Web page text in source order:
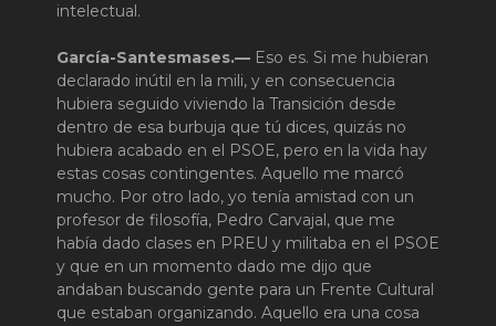
intelectual.
García-Santesmases.— Eso es. Si me hubieran
declarado inútil en la mili, y en consecuencia
hubiera seguido viviendo la Transición desde
dentro de esa burbuja que tú dices, quizás no
hubiera acabado en el PSOE, pero en la vida hay
estas cosas contingentes. Aquello me marcó
mucho. Por otro lado, yo tenía amistad con un
profesor de filosofía, Pedro Carvajal, que me
había dado clases en PREU y militaba en el PSOE
y que en un momento dado me dijo que
andaban buscando gente para un Frente Cultural
que estaban organizando. Aquello era una cosa